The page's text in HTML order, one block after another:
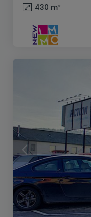
430 m²